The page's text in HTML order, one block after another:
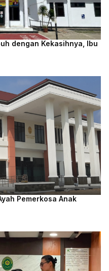
dengan Kekasihnya, Ibu
Pemerkosa Anak